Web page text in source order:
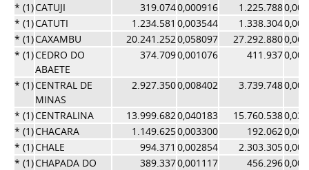
* (1)CATUJI 319.0740,000916 1.225.788
* (1)CATUTI 1.234.581 0,003544 1.338.304
* (1)CAXAMBU 20.241.2520,058097 27.292.880
* (1)CEDRO DO
ABAETE
374.7090,001076 411.937
* (1)CENTRAL DE
MINAS
2.927.3500,008402 3.739.748
* (1)CENTRALINA 13.999.6820,040183 15.760.538
* (1)CHACARA 1.149.6250,003300 192.062
* (1)CHALE 994.371 0,002854 2.303.305
* (1)CHAPADA DO
389.3370,001117 456.296